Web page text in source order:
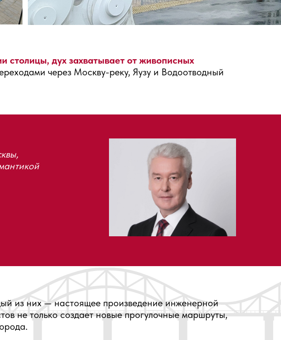
дух захватывает от живописных
через Москву-реку, Яузу и Водоотводный
из них — настоящее произведение инженерной
не только создает новые прогулочные маршруты,